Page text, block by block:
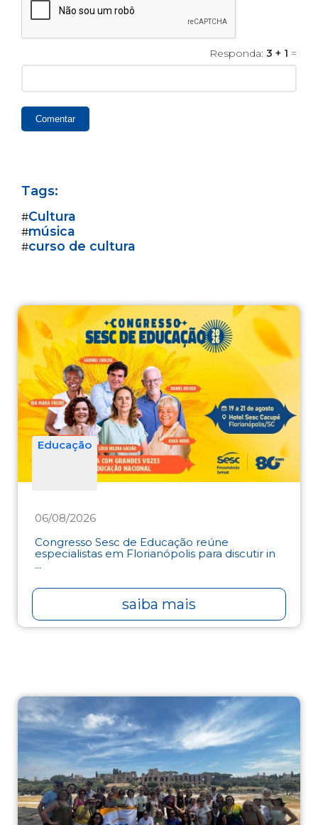
Responda: 3 + 1 =
Comentar
Tags:
#Cultura
#música
#curso de cultura
Educação
06/08/2026
Congresso Sesc de Educação reúne
especialistas em Florianópolis para discutir in
...
saiba mais